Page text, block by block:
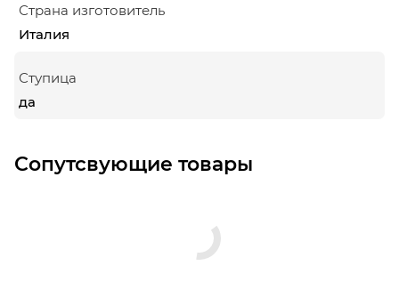
Страна изготовитель
Италия
Ступица
да
Сопутсвующие товары